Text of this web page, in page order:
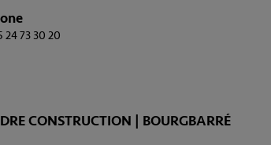
24 73 30 20
CONSTRUCTION | BOURGBARRÉ